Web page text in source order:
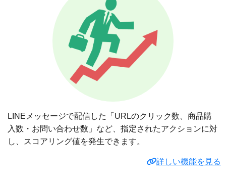
LINEメッセージで配信した「URLのクリック数、商品購
入数・お問い合わせ数」など、指定されたアクションに対
し、スコアリング値を発生できます。
詳しい機能を見る